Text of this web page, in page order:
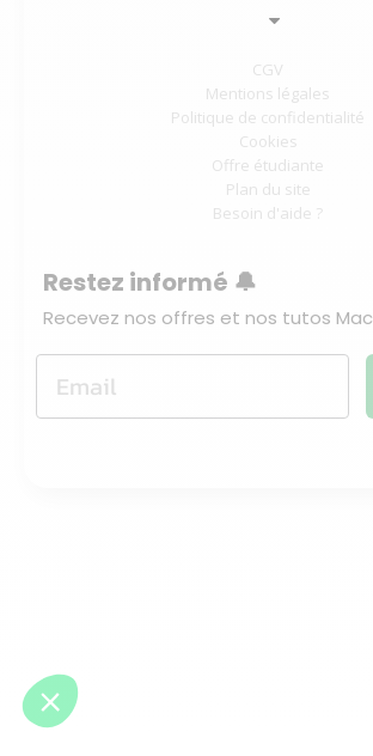
CGV
Mentions légales
Politique de confidentialité
Cookies
Offre étudiante
Plan du site
Besoin d'aide ?
Restez informé 🔔
Recevez nos offres et nos tutos Mac